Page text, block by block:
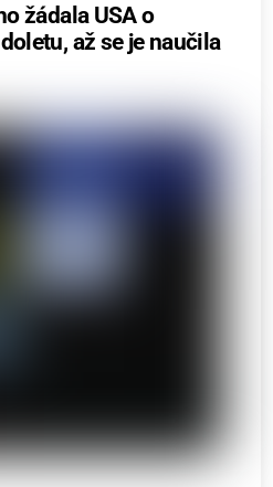
žádala USA o
až se je naučila